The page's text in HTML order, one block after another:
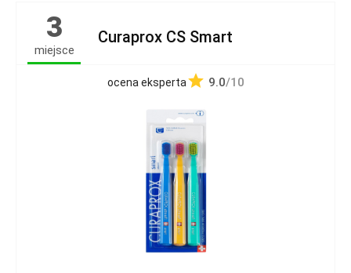
3
miejsce
Curaprox CS Smart
ocena eksperta 9.0/10